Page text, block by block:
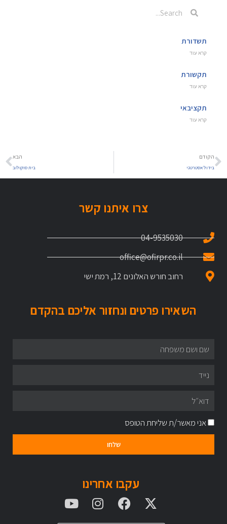
תשדורת
קרא עוד
תקשורת
קרא עוד
תקציבאי
קרא עוד
הקודם
בידול אסטרטגי
הבא
בית סוקולוב
צרו איתנו קשר
04-9535030
office@ofirpr.co.il
רחוב חורש האלונים 12, רמת ישי
השאירו פרטים ונחזור אליכם בהקדם
אני מאשר/ת שליחת הטופס
שלחו
עקבו אחרינו